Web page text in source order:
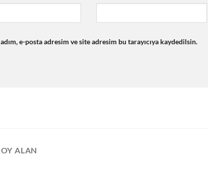
e-posta adresim ve site adresim bu tarayıcıya kaydedilsin.
ALAN